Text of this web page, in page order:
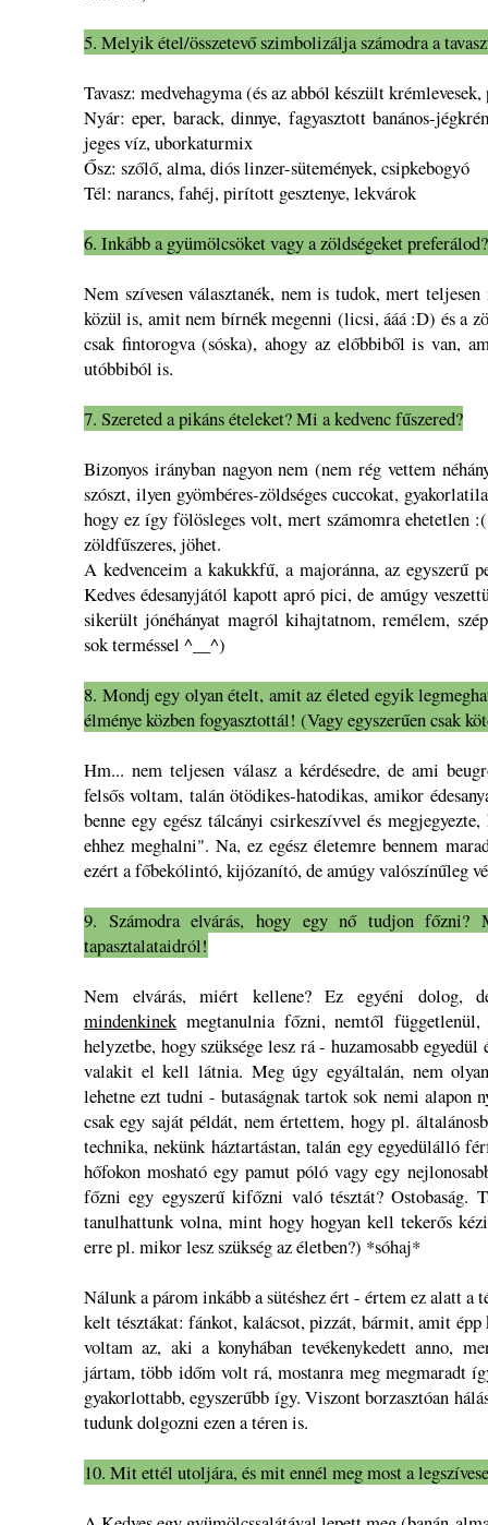
5. Melyik étel/összetevő szimbolizálja számodra a
Tavasz: medvehagyma (és az abból készült krémlevesek,
Nyár: eper, barack, dinnye, fagyasztott banános-
jeges víz, uborkaturmix
Ősz: szőlő, alma, diós linzer-sütemények, csipkebogyó
Tél: narancs, fahéj, pirított gesztenye, lekvárok
6. Inkább a gyümölcsöket vagy a zöldségeket
Nem szívesen választanék, nem is tudok, mert
közül is, amit nem bírnék megenni (licsi, ááá :D) és a
csak fintorogva (sóska), ahogy az előbbiből is van,
utóbbiból is.
7. Szereted a pikáns ételeket? Mi a kedvenc fűszered?
Bizonyos irányban nagyon nem (nem rég vettem
szószt, ilyen gyömbéres-zöldséges cuccokat,
hogy ez így fölösleges volt, mert számomra ehetetlen
zöldfűszeres, jöhet.
A kedvenceim a kakukkfű, a majoránna, az egyszerű
Kedves édesanyjától kapott apró pici, de amúgy
sikerült jónéhányat magról kihajtatnom, remélem,
sok terméssel ^__^)
8. Mondj egy olyan ételt, amit az életed egyik
élménye közben fogyasztottál! (Vagy egyszerűen csak
Hm... nem teljesen válasz a kérdésedre, de ami
felsős voltam, talán ötödikes-hatodikas, amikor
benne egy egész tálcányi csirkeszívvel és
ehhez meghalni". Na, ez egész életemre bennem
ezért a főbekólintó, kijózanító, de amúgy valószínűleg
9. Számodra elvárás, hogy egy nő tudjon főzni?
tapasztalataidról!
Nem elvárás, miért kellene? Ez egyéni dolog,
mindenkinekmegtanulnia főzni, nemtől
helyzetbe, hogy szüksége lesz rá - huzamosabb egyedül
valakit el kell látnia. Meg úgy egyáltalán, nem
lehetne ezt tudni - butaságnak tartok sok nemi alapon
csak egy saját példát, nem értettem, hogy pl.
technika, nekünk háztartástan, talán egy egyedülálló
hőfokon mosható egy pamut póló vagy egy
főzni egy egyszerű kifőzni való tésztát? Ostobaság.
tanulhattunk volna, mint hogy hogyan kell tekerős
erre pl. mikor lesz szükség az életben?) *sóhaj*
Nálunk a párom inkább a sütéshez ért - értem ez alatt a
kelt tésztákat: fánkot, kalácsot, pizzát, bármit, amit
voltam az, aki a konyhában tevékenykedett anno,
jártam, több időm volt rá, mostanra meg megmaradt
gyakorlottabb, egyszerűbb így. Viszont borzasztóan
tudunk dolgozni ezen a téren is.
10. Mit ettél utoljára, és mit ennél meg most a